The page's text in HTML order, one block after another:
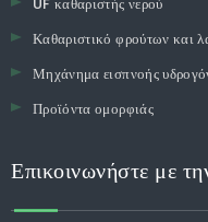
Καθαριστικό φρούτων και
Μηχάνημα εισπνοής
Προϊόντα ομορφιάς
Επικοινωνήστε με